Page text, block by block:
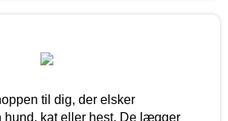
til dig, der elsker
hund, kat eller hest. De lægger